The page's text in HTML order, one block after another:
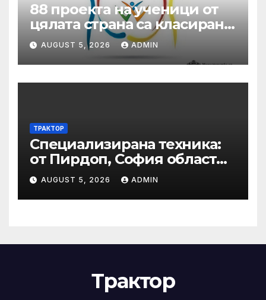
88 проекта на ученици от
цялата страна са класирани
от първа фаза в XVII-то
издание на Националния
ученически конкурс
„Посланици на здравето” •
AUGUST 5, 2026 ADMIN
ТРАКТОР
Специализирана техника:
от Пирдоп, София област
Втора ръка и нови с ТОП
цени онлайн от цяла
България — Bazar.bg
AUGUST 5, 2026 ADMIN
Трактор